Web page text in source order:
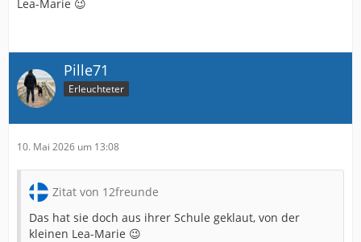
Lea-Marie 😉
Pille71
Erleuchteter
10. Mai 2026 um 13:08
Zitat von 12freunde
Das hat sie doch aus ihrer Schule geklaut, von der
kleinen Lea-Marie 😉